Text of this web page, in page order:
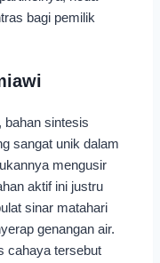
bagi pemilik
bahan sintesis
sangat unik dalam
mengusir
aktif ini justru
sinar matahari
genangan air.
cahaya tersebut